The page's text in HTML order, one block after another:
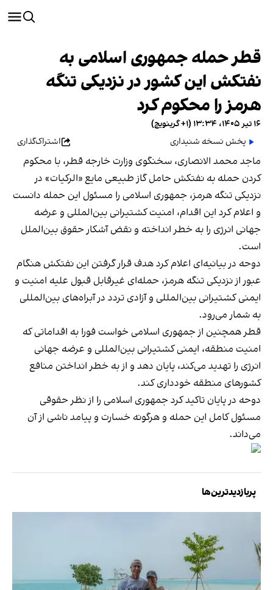
قطر حمله جمهوری اسلامی به
نفتکش این کشور در نزدیکی تنگه
هرمز را محکوم کرد
۱۶ تیر ۱۴۰۵، ۱۳:۳۴ (‎+۱ گرینویچ)
پخش نسخه شنیداری
اشتراک‌گذاری
ماجد محمد الانصاری، سخنگوی وزارت خارجه قطر، با محکوم
کردن حمله به نفتکش حامل گاز طبیعی مایع «الرکیات» در
نزدیکی تنگه هرمز، جمهوری اسلامی را مسئول این حمله دانست
و اعلام کرد این اقدام، امنیت کشتیرانی بین‌المللی و عرضه
جهانی انرژی را به خطر انداخته و نقض آشکار حقوق بین‌الملل
است.
دوحه در بیانیه‌ای اعلام کرد هدف قرار گرفتن این نفتکش هنگام
عبور از نزدیکی تنگه هرمز، حمله‌ای غیرقابل قبول علیه امنیت و
ایمنی کشتیرانی بین‌المللی و آزادی تردد در آبراه‌های بین‌المللی
به شمار می‌رود.
قطر همچنین از جمهوری اسلامی خواست فورا به اقداماتی که
امنیت منطقه، ایمنی کشتیرانی بین‌المللی و عرضه جهانی
انرژی را تهدید می‌کند، پایان دهد و از به خطر انداختن منافع
کشورهای منطقه خودداری کند.
دوحه در پایان تاکید کرد جمهوری اسلامی را از نظر حقوقی
مسئول کامل این حمله و هرگونه خسارت و پیامد ناشی از آن
می‌داند.
پربازدیدترین‌ها